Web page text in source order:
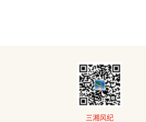
三湘风纪